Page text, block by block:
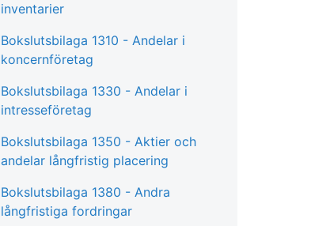
inventarier
Bokslutsbilaga 1310 - Andelar i
koncernföretag
Bokslutsbilaga 1330 - Andelar i
intresseföretag
Bokslutsbilaga 1350 - Aktier och
andelar långfristig placering
Bokslutsbilaga 1380 - Andra
långfristiga fordringar